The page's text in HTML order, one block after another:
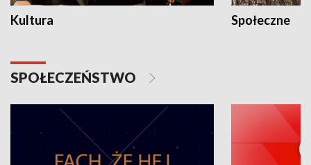
Kultura Społeczne
SPOŁECZEŃSTWO